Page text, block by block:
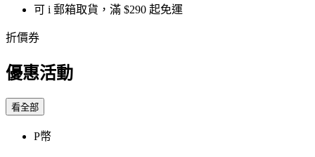
可 i 郵箱取貨，滿 $290 起免運
折價券
優惠活動
看全部
P幣